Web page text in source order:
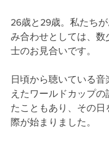
26歳と29歳。私たち
み合わせとしては、数
士のお見合いです。
日頃から聴いている
えたワールドカップの
たこともあり、その日
際が始まりました。